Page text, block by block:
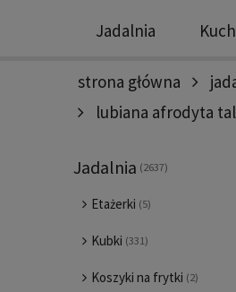
Jadalnia
Nowości
strona główna
lubiana afrodyta
Jadalnia (2637)
Etażerki (5)
Kubki (331)
Koszyki na frytki (2)